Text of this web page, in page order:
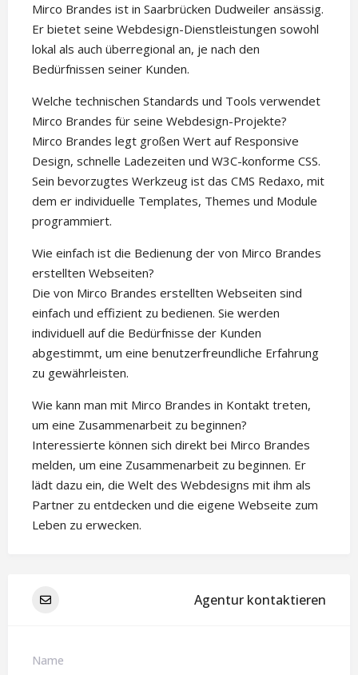
Mirco Brandes ist in Saarbrücken Dudweiler ansässig.
Er bietet seine Webdesign-Dienstleistungen sowohl
lokal als auch überregional an, je nach den
Bedürfnissen seiner Kunden.
Welche technischen Standards und Tools verwendet
Mirco Brandes für seine Webdesign-Projekte?
Mirco Brandes legt großen Wert auf Responsive
Design, schnelle Ladezeiten und W3C-konforme CSS.
Sein bevorzugtes Werkzeug ist das CMS Redaxo, mit
dem er individuelle Templates, Themes und Module
programmiert.
Wie einfach ist die Bedienung der von Mirco Brandes
erstellten Webseiten?
Die von Mirco Brandes erstellten Webseiten sind
einfach und effizient zu bedienen. Sie werden
individuell auf die Bedürfnisse der Kunden
abgestimmt, um eine benutzerfreundliche Erfahrung
zu gewährleisten.
Wie kann man mit Mirco Brandes in Kontakt treten,
um eine Zusammenarbeit zu beginnen?
Interessierte können sich direkt bei Mirco Brandes
melden, um eine Zusammenarbeit zu beginnen. Er
lädt dazu ein, die Welt des Webdesigns mit ihm als
Partner zu entdecken und die eigene Webseite zum
Leben zu erwecken.
Agentur kontaktieren